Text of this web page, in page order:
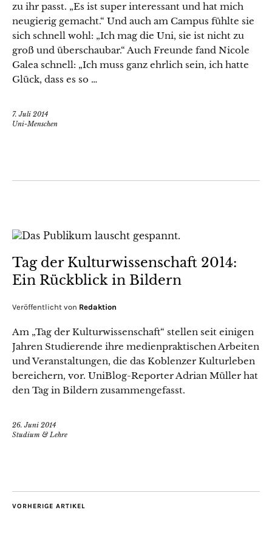
zu ihr passt. „Es ist super interessant und hat mich
neugierig gemacht.“ Und auch am Campus fühlte sie
sich schnell wohl: „Ich mag die Uni, sie ist nicht zu
groß und überschaubar.“ Auch Freunde fand Nicole
Galea schnell: „Ich muss ganz ehrlich sein, ich hatte
Glück, dass es so …
7. Juli 2014
Uni-Menschen
Tag der Kulturwissenschaft 2014:
Ein Rückblick in Bildern
Veröffentlicht von Redaktion
Am „Tag der Kulturwissenschaft“ stellen seit einigen
Jahren Studierende ihre medienpraktischen Arbeiten
und Veranstaltungen, die das Koblenzer Kulturleben
bereichern, vor. UniBlog-Reporter Adrian Müller hat
den Tag in Bildern zusammengefasst.
26. Juni 2014
Studium & Lehre
VORHERIGE ARTIKEL